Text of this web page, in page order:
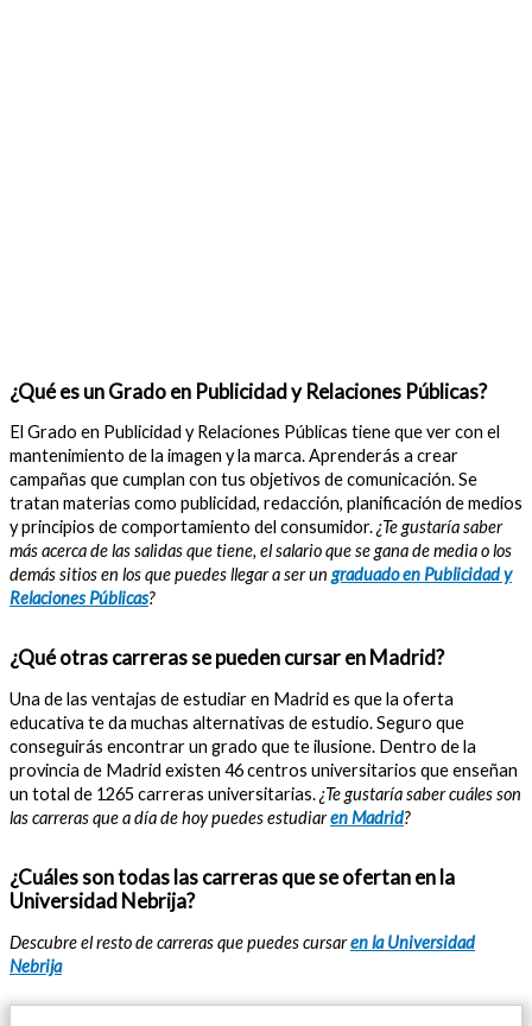
¿Qué es un Grado en Publicidad y Relaciones Públicas?
El Grado en Publicidad y Relaciones Públicas tiene que ver con el
mantenimiento de la imagen y la marca. Aprenderás a crear
campañas que cumplan con tus objetivos de comunicación. Se
tratan materias como publicidad, redacción, planificación de medios
y principios de comportamiento del consumidor.¿Te gustaría saber
más acerca de las salidas que tiene, el salario que se gana de media o los
demás sitios en los que puedes llegar a ser un graduado en Publicidad y
Relaciones Públicas?
¿Qué otras carreras se pueden cursar en Madrid?
Una de las ventajas de estudiar en Madrid es que la oferta
educativa te da muchas alternativas de estudio. Seguro que
conseguirás encontrar un grado que te ilusione. Dentro de la
provincia de Madrid existen 46 centros universitarios que enseñan
un total de 1265 carreras universitarias.¿Te gustaría saber cuáles son
las carreras que a día de hoy puedes estudiaren Madrid?
¿Cuáles son todas las carreras que se ofertan en la
Universidad Nebrija?
Descubre el resto de carreras que puedes cursaren la Universidad
Nebrija